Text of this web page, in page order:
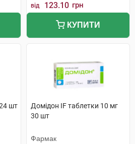
від 123.10 грн
КУПИТИ
шт
Домідон IF таблетки 10 мг
30 шт
Фармак